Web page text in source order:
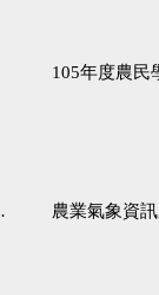
105年度農民
農業氣象資